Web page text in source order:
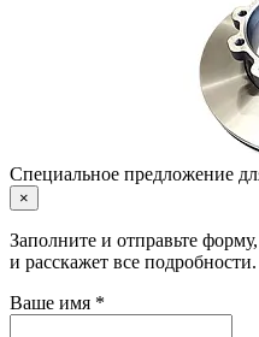
Специальное предложение
×
Заполните и отправьте
и расскажет все подробности.
Ваше имя *